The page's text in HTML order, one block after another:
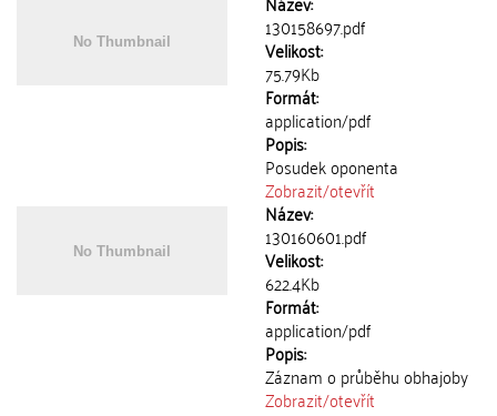
130158697.pdf
Velikost:
75.79Kb
Formát:
application/pdf
Popis:
Posudek oponenta
Zobrazit/otevřít
Název:
130160601.pdf
Velikost:
622.4Kb
Formát:
application/pdf
Popis:
Záznam o průběhu obhajoby
Zobrazit/otevřít